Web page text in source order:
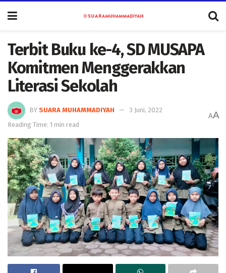
Terbit Buku ke-4, SD MUSAPA
Komitmen Menggerakkan
Literasi Sekolah
BY SUARA MUHAMMADIYAH
3 Juni, 2022
Reading Time: 1 min read
AA